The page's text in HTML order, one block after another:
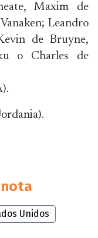
Maxim de
Leandro
de Bruyne,
o Charles de
Unidos